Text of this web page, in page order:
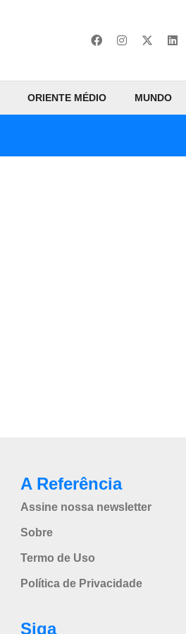
ORIENTE MÉDIO MUNDO
A Referência
Assine nossa newsletter
Sobre
Termo de Uso
Política de Privacidade
Siga